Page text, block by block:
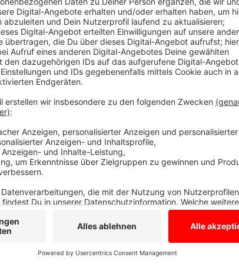
Es ist Spargel Zeit! Die Saison hat begonnen und
riesig. Jan hat den Soundtrack dazu.
Anzeige
Spargel-Hits 2024
Anzeige